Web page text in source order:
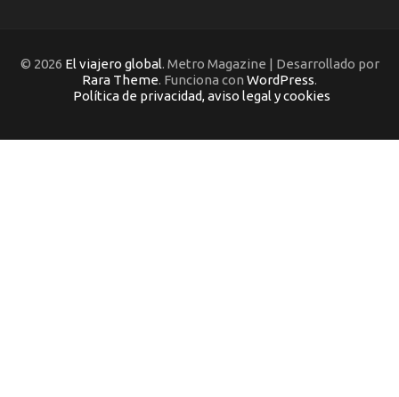
© 2026 El viajero global. Metro Magazine | Desarrollado por
Rara Theme. Funciona con WordPress.
Política de privacidad, aviso legal y cookies